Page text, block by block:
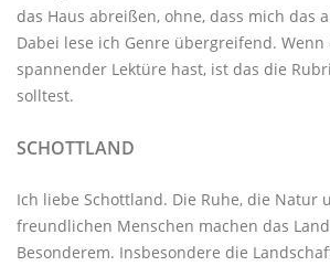
das Haus abreißen, ohne, dass mich das
Dabei lese ich Genre übergreifend. Wenn
spannender Lektüre hast, ist das die
solltest.
SCHOTTLAND
Ich liebe Schottland. Die Ruhe, die Natur
freundlichen Menschen machen das
Besonderem. Insbesondere die